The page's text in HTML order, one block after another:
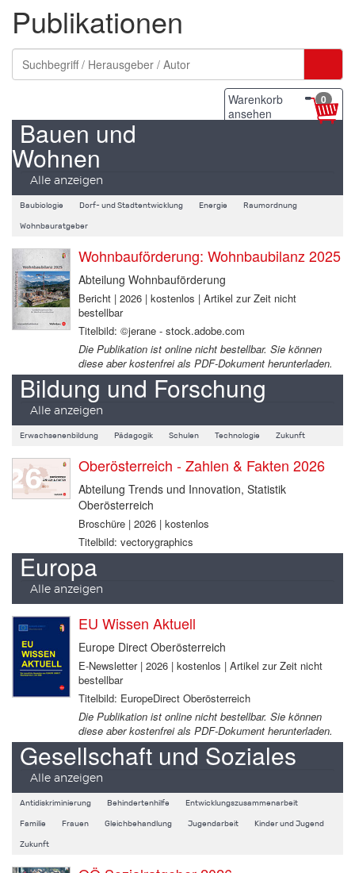
Publikationen
Warenkorb
ansehen
0
Bauen und
Wohnen
Alle anzeigen
Baubiologie Dorf- und Stadtentwicklung Energie Raumordnung
Wohnbauratgeber
Wohnbauförderung: Wohnbaubilanz 2025
Abteilung Wohnbauförderung
Bericht | 2026 | kostenlos | Artikel zur Zeit nicht
bestellbar
Titelbild: ©jerane - stock.adobe.com
Die Publikation ist online nicht bestellbar. Sie können
diese aber kostenfrei als PDF-Dokument herunterladen.
Bildung und Forschung
Alle anzeigen
Erwachsenenbildung Pädagogik Schulen Technologie Zukunft
Oberösterreich - Zahlen & Fakten 2026
Abteilung Trends und Innovation, Statistik
Oberösterreich
Broschüre | 2026 | kostenlos
Titelbild: vectorygraphics
Europa
Alle anzeigen
EU Wissen Aktuell
Europe Direct Oberösterreich
E-Newsletter | 2026 | kostenlos | Artikel zur Zeit nicht
bestellbar
Titelbild: EuropeDirect Oberösterreich
Die Publikation ist online nicht bestellbar. Sie können
diese aber kostenfrei als PDF-Dokument herunterladen.
Gesellschaft und Soziales
Alle anzeigen
Antidiskriminierung Behindertenhilfe Entwicklungszusammenarbeit
Familie Frauen Gleichbehandlung Jugendarbeit Kinder und Jugend
Zukunft